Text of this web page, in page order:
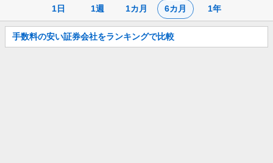
1日 1週 1カ月 6カ月 1年
お
知
手数料の安い証券会社をランキングで比較